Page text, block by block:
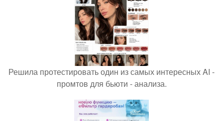
Решила протестировать один из самых интересных AI -
промтов для бьюти - анализа.